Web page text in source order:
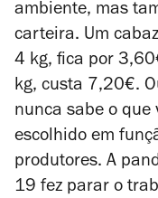
ambiente, mas
carteira. Um
4 kg, fica por
kg, custa 7,20€.
nunca sabe o que
escolhido em
produtores. A
19 fez parar o